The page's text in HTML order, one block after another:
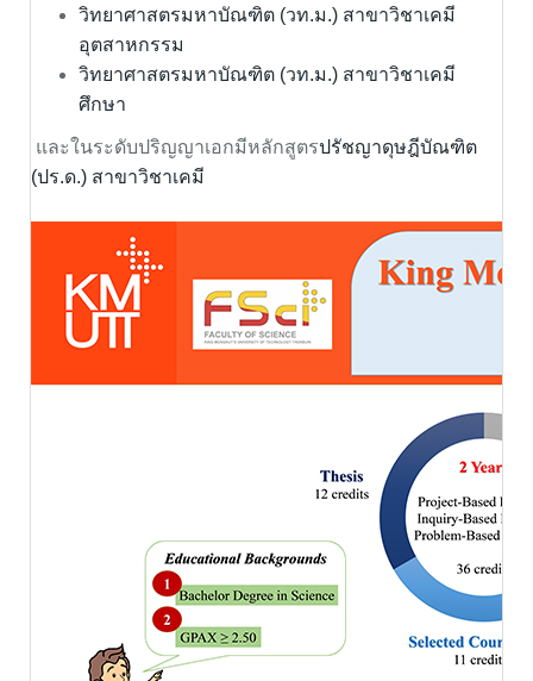
วิทยาศาสตรมหาบัณฑิต (วท.ม.) สาขาวิชาเคมี
อุตสาหกรรม
วิทยาศาสตรมหาบัณฑิต (วท.ม.) สาขาวิชาเคมี
ศึกษา
และในระดับปริญญาเอกมีหลักสูตรปรัชญาดุษฎีบัณฑิต
(ปร.ด.) สาขาวิชาเคมี